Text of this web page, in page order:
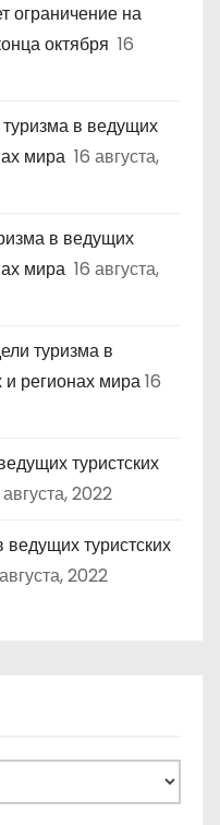
ограничение на
октября 16
в ведущих
мира 16 августа,
в ведущих
мира 16 августа,
туризма в
и регионах мира16
туристских
августа, 2022
туристских
2022